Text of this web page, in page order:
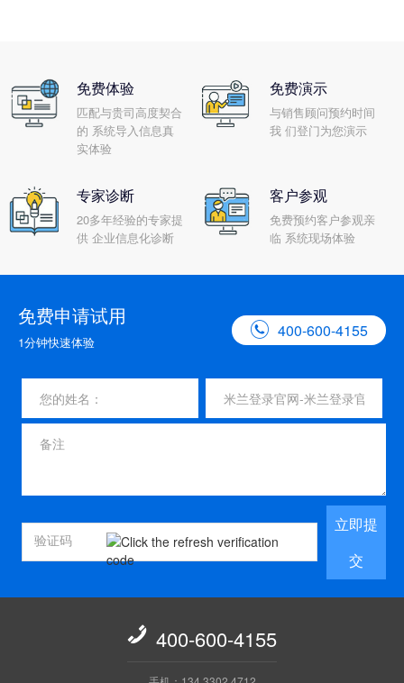
免费体验
匹配与贵司高度契合
的 系统导入信息真
实体验
免费演示
与销售顾问预约时间
我 们登门为您演示
专家诊断
20多年经验的专家提
供 企业信息化诊断
客户参观
免费预约客户参观亲
临 系统现场体验
免费申请试用
1分钟快速体验
 400-600-4155
立即提
交
 400-600-4155